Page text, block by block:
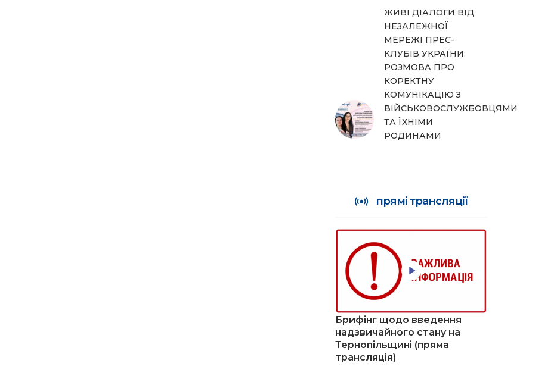
ЖИВІ ДІАЛОГИ ВІД
НЕЗАЛЕЖНОЇ
МЕРЕЖІ ПРЕС-
КЛУБІВ УКРАЇНИ:
РОЗМОВА ПРО
КОРЕКТНУ
КОМУНІКАЦІЮ З
ВІЙСЬКОВОСЛУЖБОВЦЯМИ
ТА ЇХНІМИ
РОДИНАМИ
прямі трансляції
Брифінг щодо введення
надзвичайного стану на
Тернопільщині (пряма
трансляція)